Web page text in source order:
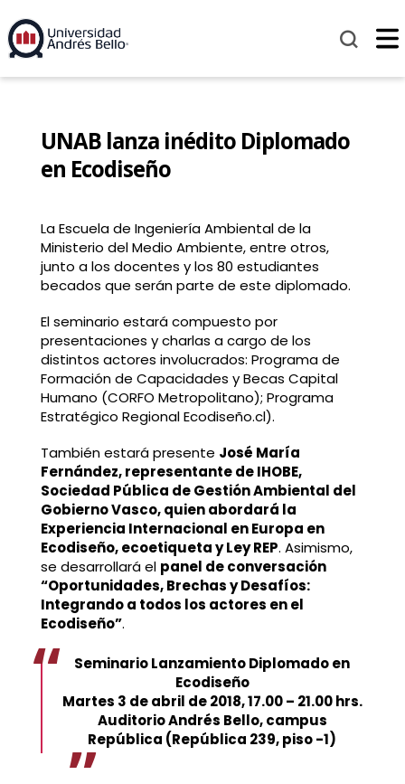
UNAB lanza inédito Diplomado
en Ecodiseño
La Escuela de Ingeniería Ambiental de la
Ministerio del Medio Ambiente, entre otros,
junto a los docentes y los 80 estudiantes
becados que serán parte de este diplomado.
El seminario estará compuesto por
presentaciones y charlas a cargo de los
distintos actores involucrados: Programa de
Formación de Capacidades y Becas Capital
Humano (CORFO Metropolitano); Programa
Estratégico Regional Ecodiseño.cl).
También estará presente José María
Fernández, representante de IHOBE,
Sociedad Pública de Gestión Ambiental del
Gobierno Vasco, quien abordará la
Experiencia Internacional en Europa en
Ecodiseño, ecoetiqueta y Ley REP. Asimismo,
se desarrollará el panel de conversación
“Oportunidades, Brechas y Desafíos:
Integrando a todos los actores en el
Ecodiseño”.
Seminario Lanzamiento Diplomado en
Ecodiseño
Martes 3 de abril de 2018, 17.00 – 21.00 hrs.
Auditorio Andrés Bello, campus
República (República 239, piso -1)